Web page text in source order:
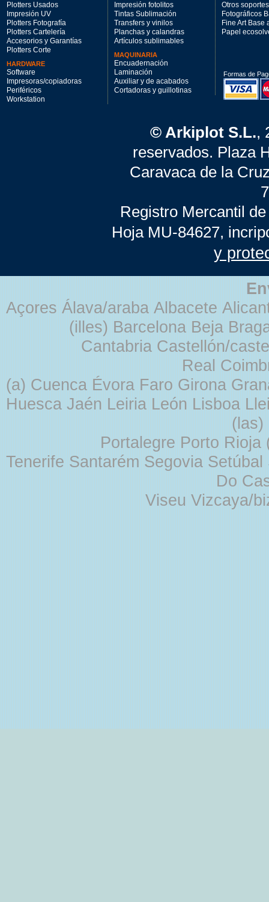
Plotters Usados
Impresión UV
Plotters Fotografía
Plotters Cartelería
Accesorios y Garantías
Plotters Corte
HARDWARE
Software
Impresoras/copiadoras
Periféricos
Workstation
Impresión fotolitos
Tintas Sublimación
Transfers y vinilos
Planchas y calandras
Artículos sublimables
MAQUINARIA
Encuadernación
Laminación
Auxiliar y de acabados
Cortadoras y guillotinas
Otros soportes
Fotográficos
Fine Art Base
Papel
Formas de
© Arkiplot S.L.,
reservados. Plaza
Caravaca de la
Registro Mercantil
Hoja MU-84627,
y
Açores Álava/araba Albacete
(illes) Barcelona Beja
Cantabria Castellón/
Real
(a) Cuenca Évora Faro Girona
Huesca Jaén Leiria León Lisboa
Portalegre Porto
Tenerife Santarém Segovia
Do
Viseu Vizcaya/